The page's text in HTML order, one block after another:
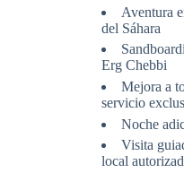
Aventura
del Sáhara
Erg Chebbi
Mejora a
servicio
Noche
Visita
local